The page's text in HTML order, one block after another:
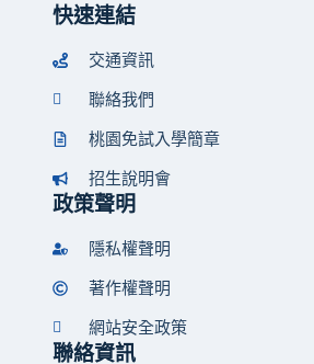
快速連結
交通資訊
聯絡我們
桃園免試入學簡章
招生說明會
政策聲明
隱私權聲明
著作權聲明
網站安全政策
聯絡資訊